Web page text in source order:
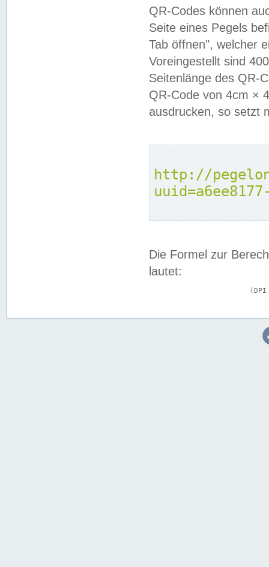
QR-Codes können
Seite eines Pegels
Tab öffnen", welcher
Voreingestellt sind
Seitenlänge des QR-
QR-Code von 4cm ×
ausdrucken, so setzt
http://
Die Formel zur
lautet: